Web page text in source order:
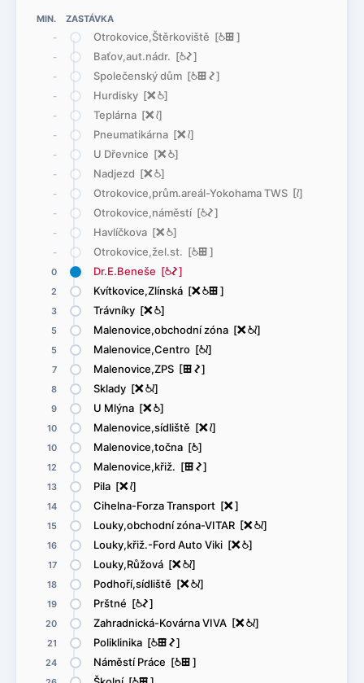
MIN. ZASTÁVKA
-
Otrokovice,Štěrkoviště [@æ]
- Baťov,aut.nádr. [@ó]
- Společenský dům [@æó]
- Hurdisky [ë@]
- Teplárna [ë<]
- Pneumatikárna [ë<]
- U Dřevnice [ë@]
- Nadjezd [ë@]
- Otrokovice,prům.areál-Yokohama TWS [<]
- Otrokovice,náměstí [@ó]
- Havlíčkova [ë@]
- Otrokovice,žel.st. [@æ]
0 Dr.E.Beneše [@ó]
2 Kvítkovice,Zlínská [ë@æ]
3 Trávníky [ë@]
5 Malenovice,obchodní zóna [ë@<]
5 Malenovice,Centro [@<]
7 Malenovice,ZPS [æó]
8 Sklady [ë@<]
9 U Mlýna [ë@]
10 Malenovice,sídliště [ë<]
10 Malenovice,točna [@]
12 Malenovice,křiž. [æó]
13 Pila [ë<]
14 Cihelna-Forza Transport [ë]
15 Louky,obchodní zóna-VITAR [ë@<]
16 Louky,křiž.-Ford Auto Viki [ë@]
17 Louky,Růžová [ë@<]
18 Podhoří,sídliště [ë@<]
19 Prštné [@ó]
20 Zahradnická-Kovárna VIVA [ë@<]
21 Poliklinika [@æó]
24 Náměstí Práce [@æ]